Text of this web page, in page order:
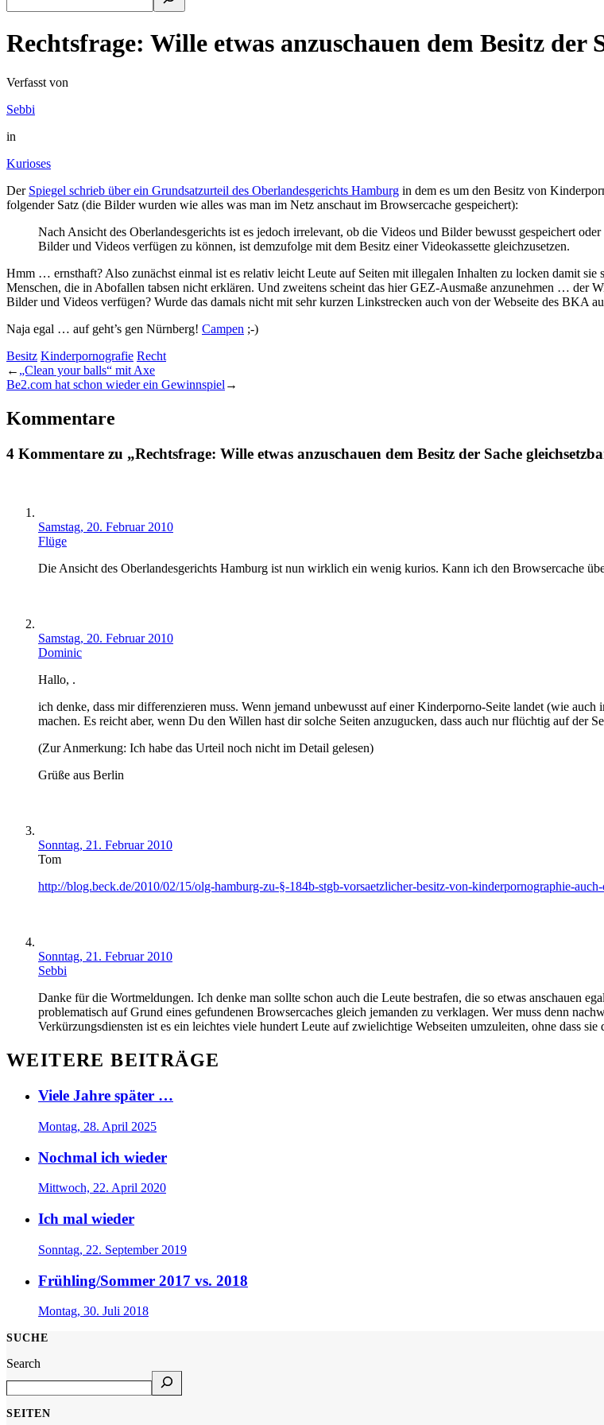
Rechtsfrage: Wille etwas anzuschauen dem Besitz der
Verfasst von
Sebbi
in
Kurioses
Der Spiegel schrieb über ein Grundsatzurteil des Oberlandesgerichts Hamburg in dem es um den Besitz von
folgender Satz (die Bilder wurden wie alles was man im Netz anschaut im Browsercache gespeichert):
Nach Ansicht des Oberlandesgerichts ist es jedoch irrelevant, ob die Videos und Bilder bewusst gespeichert
Bilder und Videos verfügen zu können, ist demzufolge mit dem Besitz einer Videokassette gleichzusetzen.
Hmm … ernsthaft? Also zunächst einmal ist es relativ leicht Leute auf Seiten mit illegalen Inhalten zu locken damit
Menschen, die in Abofallen tabsen nicht erklären. Und zweitens scheint das hier GEZ-Ausmaße anzunehmen … der
Bilder und Videos verfügen? Wurde das damals nicht mit sehr kurzen Linkstrecken auch von der Webseite des BKA
Naja egal … auf geht’s gen Nürnberg! Campen ;-)
Besitz Kinderpornografie Recht
← „Clean your balls“ mit Axe
Be2.com hat schon wieder ein Gewinnspiel →
Kommentare
4 Kommentare zu „Rechtsfrage: Wille etwas anzuschauen dem Besitz der Sache
Samstag, 20. Februar 2010
Flüge
Die Ansicht des Oberlandesgerichts Hamburg ist nun wirklich ein wenig kurios. Kann ich den Browsercache
Samstag, 20. Februar 2010
Dominic
Hallo, .
ich denke, dass mir differenzieren muss. Wenn jemand unbewusst auf einer Kinderporno-Seite landet (wie
machen. Es reicht aber, wenn Du den Willen hast dir solche Seiten anzugucken, dass auch nur flüchtig auf der
(Zur Anmerkung: Ich habe das Urteil noch nicht im Detail gelesen)
Grüße aus Berlin
Sonntag, 21. Februar 2010
Tom
http://blog.beck.de/2010/02/15/olg-hamburg-zu-§-184b-stgb-vorsaetzlicher-besitz-von-kinderpornographie-
Sonntag, 21. Februar 2010
Sebbi
Danke für die Wortmeldungen. Ich denke man sollte schon auch die Leute bestrafen, die so etwas anschauen
problematisch auf Grund eines gefundenen Browsercaches gleich jemanden zu verklagen. Wer muss denn
Verkürzungsdiensten ist es ein leichtes viele hundert Leute auf zwielichtige Webseiten umzuleiten, ohne dass sie
WEITERE BEITRÄGE
Viele Jahre später …
Montag, 28. April 2025
Nochmal ich wieder
Mittwoch, 22. April 2020
Ich mal wieder
Sonntag, 22. September 2019
Frühling/Sommer 2017 vs. 2018
Montag, 30. Juli 2018
SUCHE
Search
SEITEN